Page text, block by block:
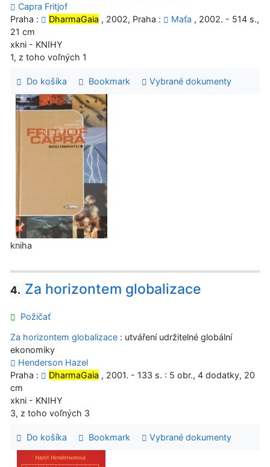
Capra Fritjof
Praha :
DharmaGaia , 2002, Praha : Maťa , 2002. - 514 s.,
21 cm
xkni - KNIHY
1, z toho voľných 1
Do košíka Bookmark Vybrané dokumenty
kniha
4. Za horizontem globalizace
Požičať
Za horizontem globalizace : utváření udržitelné globální
ekonomiky
Henderson Hazel
Praha :
DharmaGaia , 2001. - 133 s. : 5 obr., 4 dodatky, 20
cm
xkni - KNIHY
3, z toho voľných 3
Do košíka Bookmark Vybrané dokumenty